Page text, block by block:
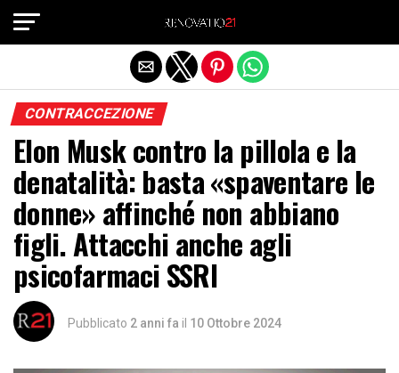
CONTRACCEZIONE
Elon Musk contro la pillola e la
denatalità: basta «spaventare le
donne» affinché non abbiano
figli. Attacchi anche agli
psicofarmaci SSRI
Pubblicato 2 anni fa il 10 Ottobre 2024
Exit mobile version